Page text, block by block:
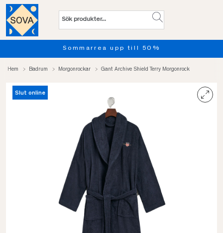
Sommarrea upp till 50%
Hem Badrum Morgonrockar Gant Archive Shield Terry Morgonrock
Slut online